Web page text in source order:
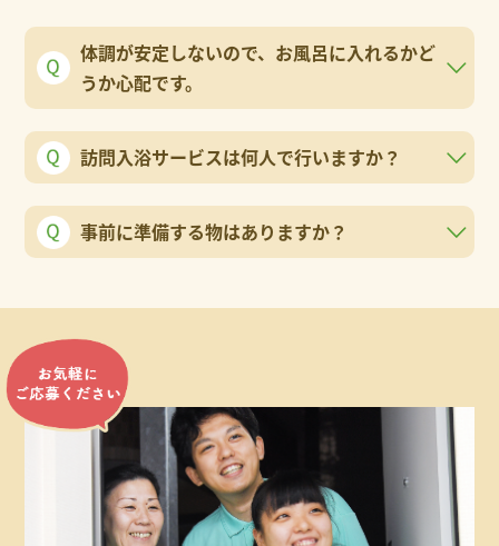
体調が安定しないので、お風呂に入れるかど
うか心配です。
訪問入浴サービスは何人で行いますか？
事前に準備する物はありますか？